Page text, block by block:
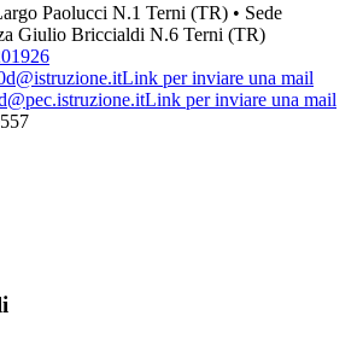
Paolucci N.1 Terni (TR) • Sede
Giulio Briccialdi N.6 Terni (TR)
Link per inviare una mail
Link per inviare una mail